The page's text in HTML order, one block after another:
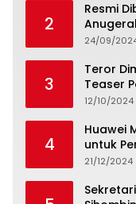
2
Resmi
24/09/
3
Teror
Teaser
Tayang
12/10/2024
4
Huawei
untuk
dengan
Standar
21/12/2024